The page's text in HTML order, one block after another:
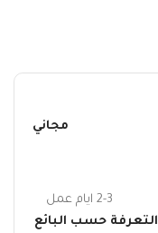
مجاني
2-3 ايام عمل
التعرفة حسب البائع